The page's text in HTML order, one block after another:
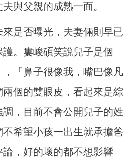
與父親的成熟一面。
是否曝光，夫妻倆則早已
。婁峻碩笑說兒子是個
，「鼻子很像我，嘴巴像凡
兩個的雙眼皮，看起來是綜
，目前不會公開兒子的姓
希望小孩一出生就承擔爸
，好的壞的都不想影響